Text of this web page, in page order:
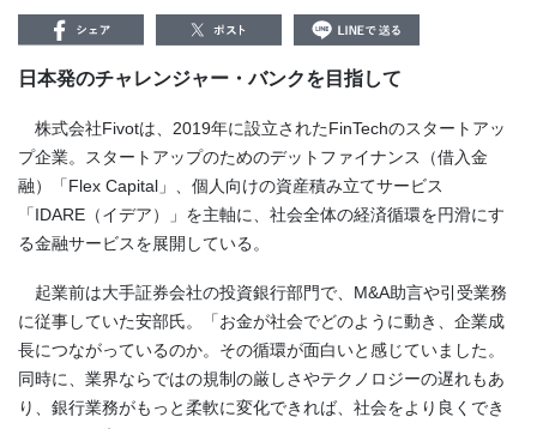
日本発のチャレンジャー・バンクを目指して
株式会社Fivotは、2019年に設立されたFinTechのスタートアッ
プ企業。スタートアップのためのデットファイナンス（借入金
融）「Flex Capital」、個人向けの資産積み立てサービス
「IDARE（イデア）」を主軸に、社会全体の経済循環を円滑にす
る金融サービスを展開している。
起業前は大手証券会社の投資銀行部門で、M&A助言や引受業務
に従事していた安部氏。「お金が社会でどのように動き、企業成
長につながっているのか。その循環が面白いと感じていました。
同時に、業界ならではの規制の厳しさやテクノロジーの遅れもあ
り、銀行業務がもっと柔軟に変化できれば、社会をより良くでき